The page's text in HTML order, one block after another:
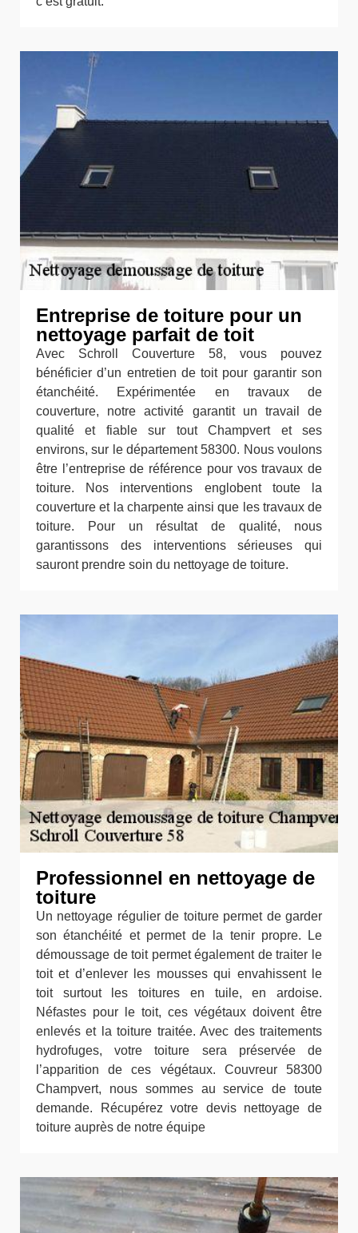
Entreprise de toiture pour un
nettoyage parfait de toit
Avec Schroll Couverture 58, vous pouvez
bénéficier d’un entretien de toit pour garantir son
étanchéité. Expérimentée en travaux de
couverture, notre activité garantit un travail de
qualité et fiable sur tout Champvert et ses
environs, sur le département 58300. Nous voulons
être l’entreprise de référence pour vos travaux de
toiture. Nos interventions englobent toute la
couverture et la charpente ainsi que les travaux de
toiture. Pour un résultat de qualité, nous
garantissons des interventions sérieuses qui
sauront prendre soin du nettoyage de toiture.
Professionnel en nettoyage de
toiture
Un nettoyage régulier de toiture permet de garder
son étanchéité et permet de la tenir propre. Le
démoussage de toit permet également de traiter le
toit et d’enlever les mousses qui envahissent le
toit surtout les toitures en tuile, en ardoise.
Néfastes pour le toit, ces végétaux doivent être
enlevés et la toiture traitée. Avec des traitements
hydrofuges, votre toiture sera préservée de
l’apparition de ces végétaux. Couvreur 58300
Champvert, nous sommes au service de toute
demande. Récupérez votre devis nettoyage de
toiture auprès de notre équipe